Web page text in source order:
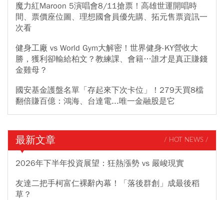
魔力紅Maroon 5演唱會8/11搶票！高雄世運開唱時
間、票價座位圖、理想國會員優先購、拓元售票資訊一
次看
健身工廠 vs World Gym大解密！世界健身-KY營收大
勝，獲利卻輸給柏文？教練課、會籍…誰才是真正賺錢
金雞母？
國安基金護盤名單「存起來下次卡位」！279天買8檔
翻倍賺百億：鴻海、台達電...唯一金融股是它
最新文章 / HOT NEWS /
2026年下半年投資展望：狂熱漲勢 vs 嚴峻現實
友達二把手柯富仁裸辭內幕！「落後群創」成最後稻
草？